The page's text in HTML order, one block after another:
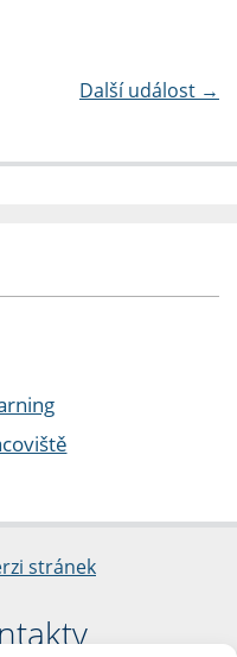
Další událost →
stránek